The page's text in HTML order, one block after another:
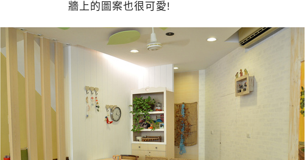
牆上的圖案也很可愛!